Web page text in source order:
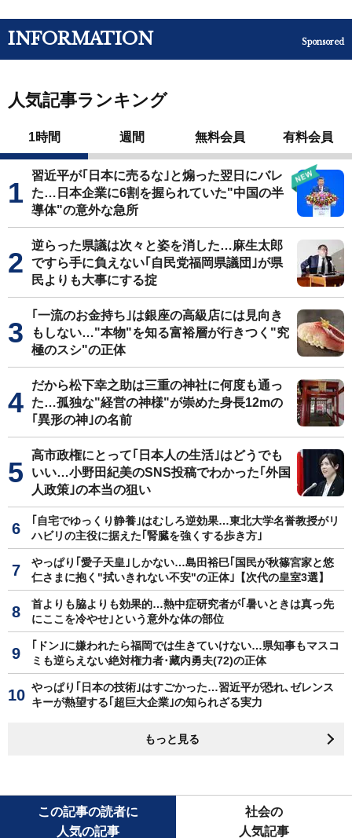
INFORMATION Sponsored
人気記事ランキング
1時間 週間 無料会員 有料会員
習近平が｢日本に売るな｣と煽った翌日にバレ
た…日本企業に6割を握られていた"中国の半
導体"の意外な急所
逆らった県議は次々と姿を消した…麻生太郎
ですら手に負えない｢自民党福岡県議団｣が県
民よりも大事にする掟
｢一流のお金持ち｣は銀座の高級店には見向き
もしない…"本物"を知る富裕層が行きつく"究
極のスシ"の正体
だから松下幸之助は三重の神社に何度も通っ
た…孤独な"経営の神様"が崇めた身長12mの
｢異形の神｣の名前
高市政権にとって｢日本人の生活｣はどうでも
いい…小野田紀美のSNS投稿でわかった｢外国
人政策｣の本当の狙い
｢自宅でゆっくり静養｣はむしろ逆効果…東北大学名誉教授がリ
ハビリの主役に据えた｢腎臓を強くする歩き方｣
やっぱり｢愛子天皇｣しかない…島田裕巳｢国民が秋篠宮家と悠
仁さまに抱く"拭いきれない不安"の正体｣【次代の皇室3選】
首よりも脇よりも効果的…熱中症研究者が｢暑いときは真っ先
にここを冷やせ｣という意外な体の部位
｢ドン｣に嫌われたら福岡では生きていけない…県知事もマスコ
ミも逆らえない絶対権力者･藏内勇夫(72)の正体
やっぱり｢日本の技術｣はすごかった…習近平が恐れ､ゼレンス
キーが熱望する｢超巨大企業｣の知られざる実力
もっと見る
この記事の読者に
人気の記事
社会の
人気記事